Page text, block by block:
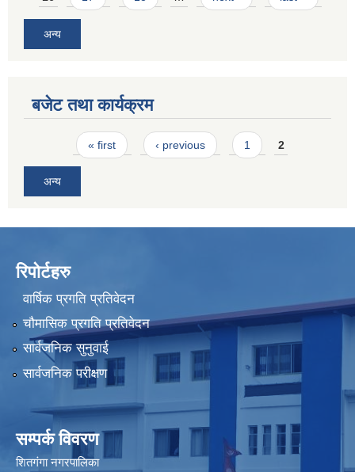
अन्य
बजेट तथा कार्यक्रम
Pages« first ‹ previous 1 2
अन्य
रिपोर्टहरु
वार्षिक प्रगति प्रतिवेदन
चौमासिक प्रगति प्रतिवेदन
सार्वजनिक सुनुवाई
सार्वजनिक परीक्षण
सम्पर्क विवरण
शितगंगा नगरपालिका